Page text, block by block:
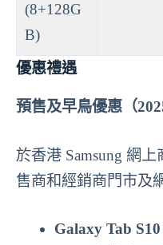
(8+128G
B)
優惠禮遇
預售及早鳥優惠（
於香港 Samsung 網
售商和經銷商門市及
Galaxy Tab